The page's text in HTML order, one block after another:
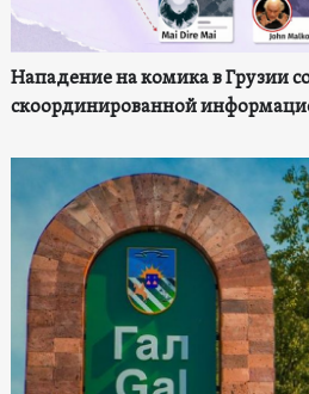
Нападение на комика в Грузии
скоординированной